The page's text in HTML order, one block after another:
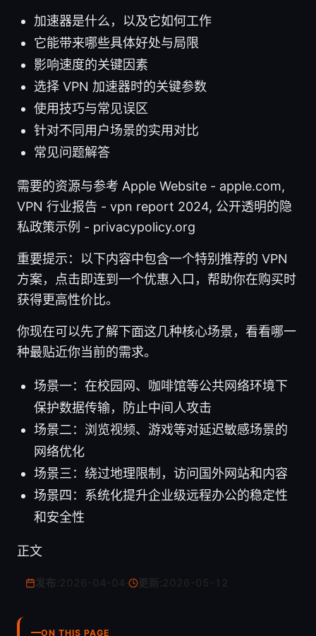
加速器是什么，以及它如何工作
它能带来哪些具体好处与局限
影响速度的关键因素
选择 VPN 加速器时的关键参数
使用技巧与常见误区
针对不同用户场景的实用对比
常见问题解答
需要的资源与参考 Apple Website - apple.com,
VPN 行业报告 - vpn report 2024, 公开透明的隐
私政策示例 - privacypolicy.org
重要提示：以下内容中包含一个特别推荐的 VPN
方案，点击即连到一个优惠入口，帮助你在购买时
获得更高性价比。
你现在可以先了解下面这几种核心场景，看看哪一
种最贴近你当前的需求。
场景一：在校园网、咖啡馆等公共网络环境下
保护数据传输，防止中间人攻击
场景二：浏览视频、游戏等对延迟敏感场景的
网络优化
场景三：绕过地理限制，访问国外网站和内容
场景四：系统化提升企业级远程办公的稳定性
和安全性
正文
更新:
ON THIS PAGE